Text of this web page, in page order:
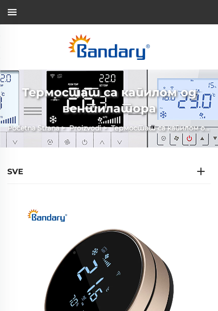
Термостат са капилом од
вентилатора
Početna Strana>Proizvodi>Термостат са капилом од вентилатора
SVE